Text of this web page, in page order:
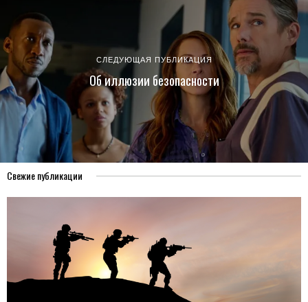
СЛЕДУЮЩАЯ ПУБЛИКАЦИЯ
Об иллюзии безопасности
Свежие публикации